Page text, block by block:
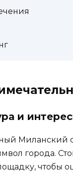
и
Миланский
города.
чтобы